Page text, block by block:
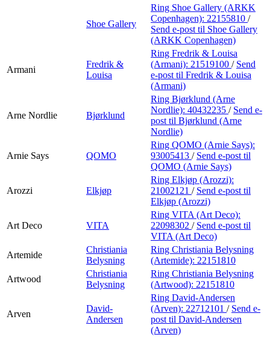
Shoe Gallery
Ring Shoe Gallery (ARKK
Copenhagen): 22155810 /
Send e-post til Shoe Gallery
(ARKK Copenhagen)
Armani
Fredrik &
Louisa
Ring Fredrik & Louisa
(Armani): 21519100 / Send
e-post til Fredrik & Louisa
(Armani)
Arne Nordlie Bjørklund
Ring Bjørklund (Arne
Nordlie): 40432235 / Send e-
post til Bjørklund (Arne
Nordlie)
Arnie Says QOMO
Ring QOMO (Arnie Says):
93005413 / Send e-post til
QOMO (Arnie Says)
Arozzi Elkjøp
Ring Elkjøp (Arozzi):
21002121 / Send e-post til
Elkjøp (Arozzi)
Art Deco VITA
Ring VITA (Art Deco):
22098302 / Send e-post til
VITA (Art Deco)
Artemide
Christiania
Belysning
Ring Christiania Belysning
(Artemide): 22151810
Artwood
Christiania
Belysning
Ring Christiania Belysning
(Artwood): 22151810
Arven
David-
Andersen
Ring David-Andersen
(Arven): 22712101 / Send e-
post til David-Andersen
(Arven)